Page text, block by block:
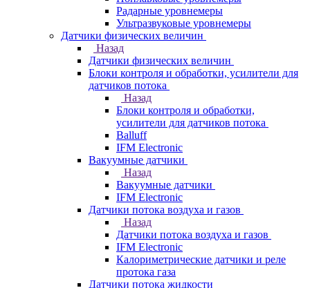
Радарные уровнемеры
Ультразвуковые уровнемеры
Датчики физических величин
Назад
Датчики физических величин
Блоки контроля и обработки, усилители для
датчиков потока
Назад
Блоки контроля и обработки,
усилители для датчиков потока
Balluff
IFM Electronic
Вакуумные датчики
Назад
Вакуумные датчики
IFM Electronic
Датчики потока воздуха и газов
Назад
Датчики потока воздуха и газов
IFM Electronic
Калориметрические датчики и реле
протока газа
Датчики потока жидкости